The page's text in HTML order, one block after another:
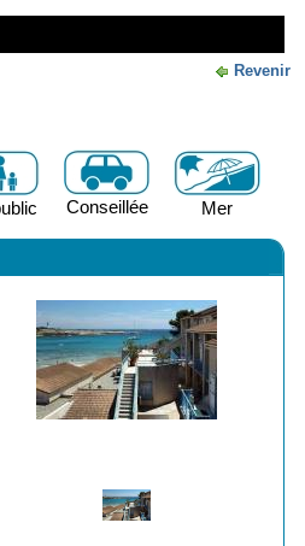
Revenir
Mer
Conseillée